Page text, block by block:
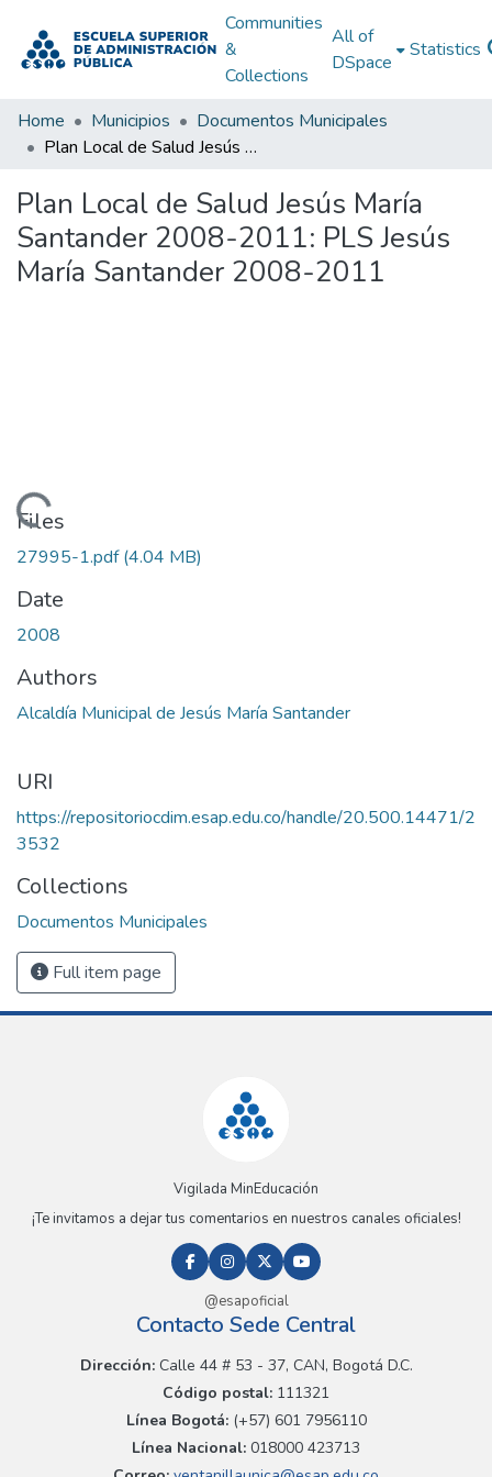
Communities
&
Collections
All of
DSpace
Statistics
Home Municipios
Documentos Municipales
Plan Local de Salud Jesús María Santander 2008-2011: PLS Jesús María Santander 2008-2011
Plan Local de Salud Jesús María
Santander 2008-2011: PLS Jesús
María Santander 2008-2011
Loading...
Files
27995-1.pdf(4.04 MB)
Date
2008
Authors
Alcaldía Municipal de Jesús María Santander
URI
https://repositoriocdim.esap.edu.co/handle/20.500.14471/2
3532
Collections
Documentos Municipales
Full item page
Vigilada MinEducación
¡Te invitamos a dejar tus comentarios en nuestros canales oficiales!
@esapoficial
Contacto Sede Central
Dirección:Calle 44 # 53 - 37, CAN, Bogotá D.C.
Código postal: 111321
Línea Bogotá:(+57) 601 7956110
Línea Nacional: 018000 423713